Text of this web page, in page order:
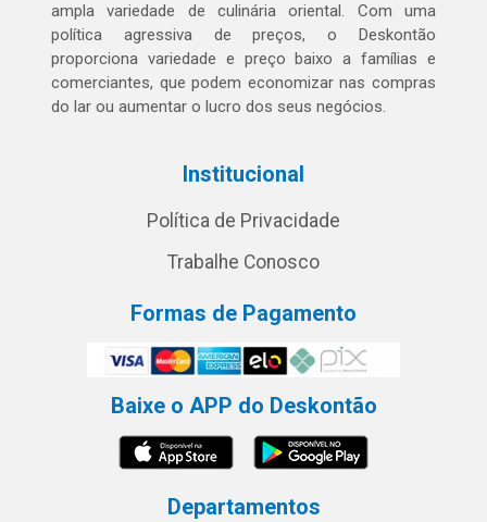
ampla variedade de culinária oriental. Com uma
política agressiva de preços, o Deskontão
proporciona variedade e preço baixo a famílias e
comerciantes, que podem economizar nas compras
do lar ou aumentar o lucro dos seus negócios.
Institucional
Política de Privacidade
Trabalhe Conosco
Formas de Pagamento
Baixe o APP do Deskontão
Departamentos